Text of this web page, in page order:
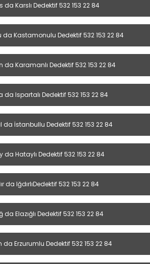
da Karslı Dedektif 532 153 22 84
Kastamonulu Dedektif 532 153 22 84
da Karamanlı Dedektif 532 153 22 84
da Ispartalı Dedektif 532 153 22 84
da İstanbullu Dedektif 532 153 22 84
da Hataylı Dedektif 532 153 22 84
da IğdırlıDedektif 532 153 22 84
da Elazığlı Dedektif 532 153 22 84
da Erzurumlu Dedektif 532 153 22 84